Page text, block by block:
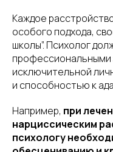
Каждое
особого подхода,
школы”. Психолог
профессиональными
исключительной
и способностью к
Например, при
нарциссическим
психологу